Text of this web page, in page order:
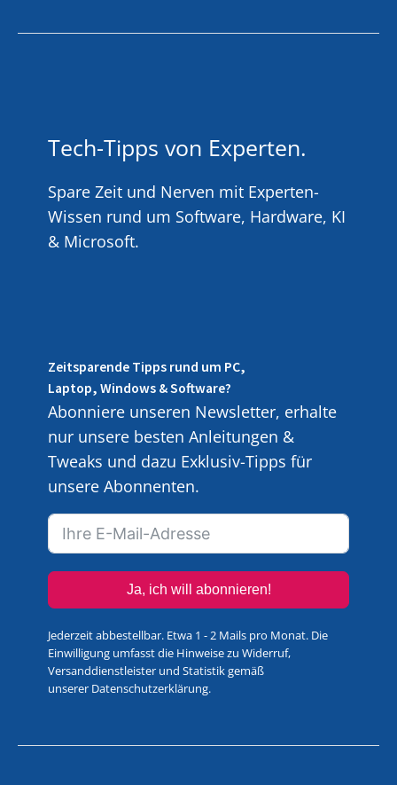
Tech-Tipps von Experten.
Spare Zeit und Nerven mit Experten-
Wissen rund um Software, Hardware, KI
& Microsoft.
Zeitsparende Tipps rund um PC,
Laptop, Windows & Software?
Abonniere unseren Newsletter, erhalte
nur unsere besten Anleitungen &
Tweaks und dazu Exklusiv-Tipps für
unsere Abonnenten.
Ja, ich will abonnieren!
Jederzeit abbestellbar. Etwa 1 - 2 Mails pro Monat. Die
Einwilligung umfasst die Hinweise zu Widerruf,
Versanddienstleister und Statistik gemäß
unserer Datenschutzerklärung.